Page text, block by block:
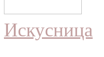
Искусница